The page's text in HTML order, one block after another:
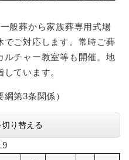
般葬から家族葬専用式場
でご対応します。常時ご葬
ルチャー教室等も開催。地
ています。
第3条関係）
り替える